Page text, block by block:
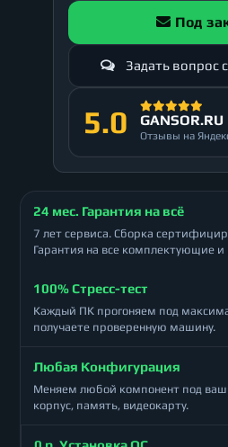
Под
Задать вопрос
5.0 GANSOR.RU
Отзывы на
24 мес. Гарантия на всё
7 лет сервиса. Сборка
Гарантия на все комплектующие и
100% Стресс-тест
Каждый ПК прогоняем под
получаете проверенную машину.
Любая Конфигурация
Меняем любой компонент под
корпус, память, видеокарту.